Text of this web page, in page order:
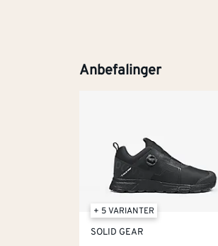
Anbefalinger
+ 5 VARIANTER
SOLID GEAR